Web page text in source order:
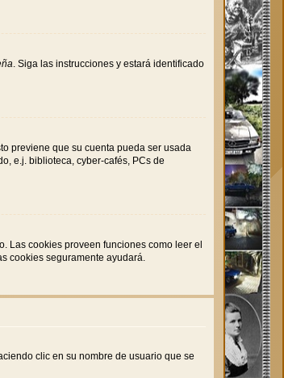
. Siga las instrucciones y estará identificado
previene que su cuenta pueda ser usada
e.j. biblioteca, cyber-cafés, PCs de
Las cookies proveen funciones como leer el
cookies seguramente ayudará.
clic en su nombre de usuario que se